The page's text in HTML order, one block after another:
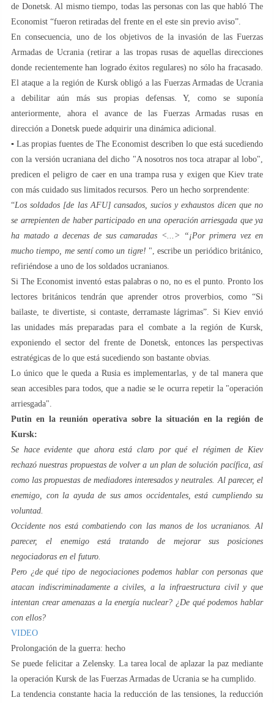
de Donetsk. Al mismo tiempo, todas las personas con las que habló The
Economist “fueron retiradas del frente en el este sin previo aviso”.
En consecuencia, uno de los objetivos de la invasión de las Fuerzas
Armadas de Ucrania (retirar a las tropas rusas de aquellas direcciones
donde recientemente han logrado éxitos regulares) no sólo ha fracasado.
El ataque a la región de Kursk obligó a las Fuerzas Armadas de Ucrania
a debilitar aún más sus propias defensas. Y, como se suponía
anteriormente, ahora el avance de las Fuerzas Armadas rusas en
dirección a Donetsk puede adquirir una dinámica adicional.
▪️ Las propias fuentes de The Economist describen lo que está sucediendo
con la versión ucraniana del dicho "A nosotros nos toca atrapar al lobo",
predicen el peligro de caer en una trampa rusa y exigen que Kiev trate
con más cuidado sus limitados recursos. Pero un hecho sorprendente:
“Los soldados [de las AFU] cansados, sucios y exhaustos dicen que no
se arrepienten de haber participado en una operación arriesgada que ya
ha matado a decenas de sus camaradas <...> “¡Por ​​primera vez en
mucho tiempo, me sentí como un tigre! ", escribe un periódico británico,
refiriéndose a uno de los soldados ucranianos.
Si The Economist inventó estas palabras o no, no es el punto. Pronto los
lectores británicos tendrán que aprender otros proverbios, como “Si
bailaste, te divertiste, si contaste, derramaste lágrimas”. Si Kiev envió
las unidades más preparadas para el combate a la región de Kursk,
exponiendo el sector del frente de Donetsk, entonces las perspectivas
estratégicas de lo que está sucediendo son bastante obvias.
Lo único que le queda a Rusia es implementarlas, y de tal manera que
sean accesibles para todos, que a nadie se le ocurra repetir la "operación
arriesgada".
Putin en la reunión operativa sobre la situación en la región de
Kursk:
Se hace evidente que ahora está claro por qué el régimen de Kiev
rechazó nuestras propuestas de volver a un plan de solución pacífica, así
como las propuestas de mediadores interesados ​​y neutrales. Al parecer, el
enemigo, con la ayuda de sus amos occidentales, está cumpliendo su
voluntad.
Occidente nos está combatiendo con las manos de los ucranianos. Al
parecer, el enemigo está tratando de mejorar sus posiciones
negociadoras en el futuro.
Pero ¿de qué tipo de negociaciones podemos hablar con personas que
atacan indiscriminadamente a civiles, a la infraestructura civil y que
intentan crear amenazas a la energía nuclear? ¿De qué podemos hablar
con ellos?
VIDEO
Prolongación de la guerra: hecho
Se puede felicitar a Zelensky. La tarea local de aplazar la paz mediante
la operación Kursk de las Fuerzas Armadas de Ucrania se ha cumplido.
La tendencia constante hacia la reducción de las tensiones, la reducción